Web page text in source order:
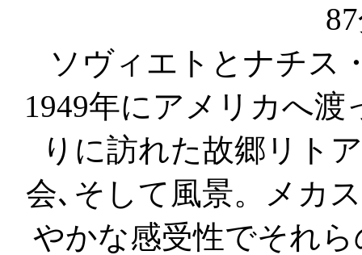
ソヴィエトとナチス
1949年にアメリカへ
りに訪れた故郷リト
会､そして風景。メカ
やかな感受性でそれ